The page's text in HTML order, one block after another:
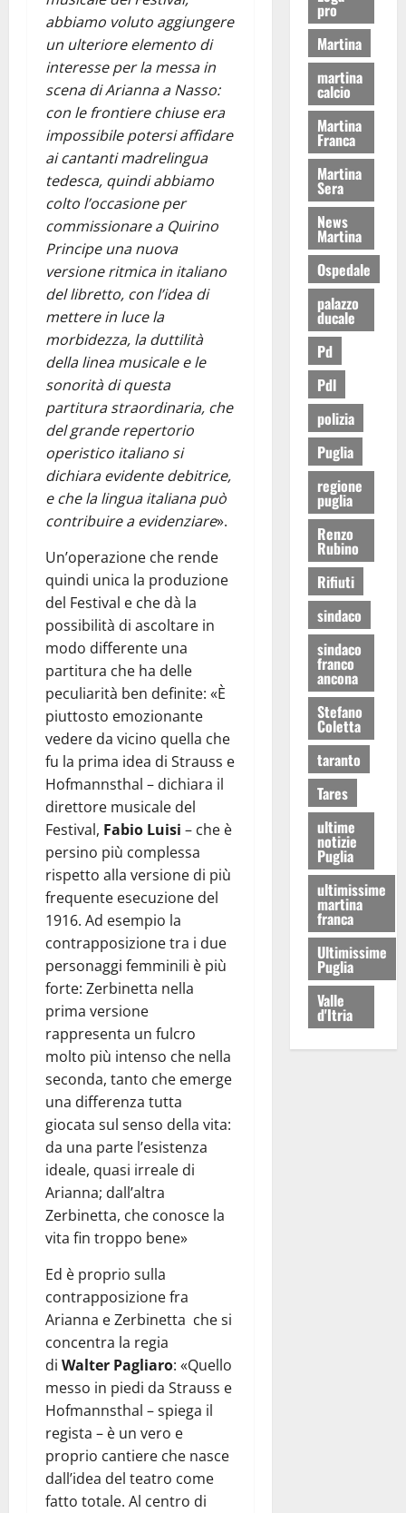
abbiamo voluto aggiungere
un ulteriore elemento di
interesse per la messa in
scena di Arianna a Nasso:
con le frontiere chiuse era
impossibile potersi affidare
ai cantanti madrelingua
tedesca, quindi abbiamo
colto l’occasione per
commissionare a Quirino
Principe una nuova
versione ritmica in italiano
del libretto, con l’idea di
mettere in luce la
morbidezza, la duttilità
della linea musicale e le
sonorità di questa
partitura straordinaria, che
del grande repertorio
operistico italiano si
dichiara evidente debitrice,
e che la lingua italiana può
contribuire a evidenziare».
Un’operazione che rende
quindi unica la produzione
del Festival e che dà la
possibilità di ascoltare in
modo differente una
partitura che ha delle
peculiarità ben definite: «È
piuttosto emozionante
vedere da vicino quella che
fu la prima idea di Strauss e
Hofmannsthal – dichiara il
direttore musicale del
Festival, Fabio Luisi – che è
persino più complessa
rispetto alla versione di più
frequente esecuzione del
1916. Ad esempio la
contrapposizione tra i due
personaggi femminili è più
forte: Zerbinetta nella
prima versione
rappresenta un fulcro
molto più intenso che nella
seconda, tanto che emerge
una differenza tutta
giocata sul senso della vita:
da una parte l’esistenza
ideale, quasi irreale di
Arianna; dall’altra
Zerbinetta, che conosce la
vita fin troppo bene»
Ed è proprio sulla
contrapposizione fra
Arianna e Zerbinetta che si
concentra la regia
di Walter Pagliaro: «Quello
messo in piedi da Strauss e
Hofmannsthal – spiega il
regista – è un vero e
proprio cantiere che nasce
dall’idea del teatro come
fatto totale. Al centro di
pro
Martina
martina
calcio
Martina
Franca
Martina
Sera
News
Martina
Ospedale
palazzo
ducale
Pd
Pdl
polizia
Puglia
regione
puglia
Renzo
Rubino
Rifiuti
sindaco
sindaco
franco
ancona
Stefano
Coletta
taranto
Tares
ultime
notizie
Puglia
ultimissime
martina
franca
Ultimissime
Puglia
Valle
d'Itria